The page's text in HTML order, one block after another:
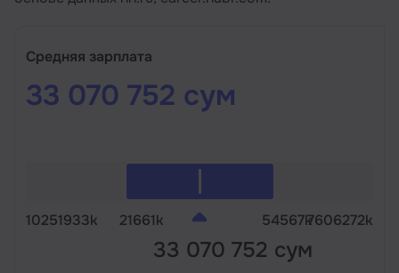
Средняя зарплата
33 070 752 сум
10251933k 21661k
33 070 752 сум
54567k7606272k